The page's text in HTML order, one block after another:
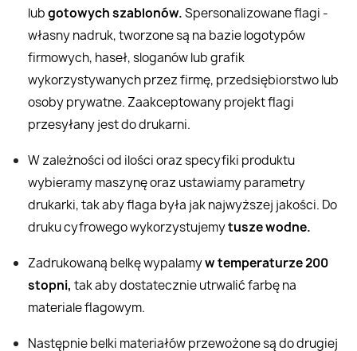
lubgotowych szablonów.Spersonalizowane flagi -
własny nadruk, tworzone są na bazie logotypów
firmowych, haseł, sloganów lub grafik
wykorzystywanych przez firmę, przedsiębiorstwo lub
osoby prywatne. Zaakceptowany projekt flagi
przesyłany jest do drukarni.
W zależności od ilości oraz specyfiki produktu
wybieramy maszynę oraz ustawiamy parametry
drukarki, tak aby flaga była jak najwyższej jakości. Do
druku cyfrowego wykorzystujemytusze wodne.
Zadrukowaną belkę wypalamyw temperaturze 200
stopni, tak aby dostatecznie utrwalić farbę na
materiale flagowym.
Następnie belki materiałów przewożone są do drugiej